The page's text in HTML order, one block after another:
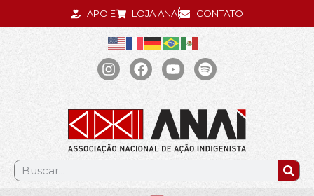
APOIE LOJA ANAÍ CONTATO